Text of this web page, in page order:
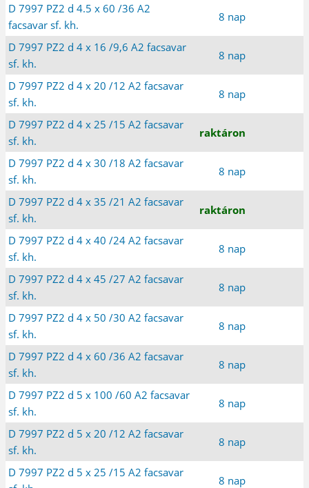
D 7997 PZ2 d 4.5 x 60 /36 A2
facsavar sf. kh.
8 nap
D 7997 PZ2 d 4 x 16 /9,6 A2 facsavar
sf. kh.
8 nap
D 7997 PZ2 d 4 x 20 /12 A2 facsavar
sf. kh.
8 nap
D 7997 PZ2 d 4 x 25 /15 A2 facsavar
sf. kh.
raktáron
D 7997 PZ2 d 4 x 30 /18 A2 facsavar
sf. kh.
8 nap
D 7997 PZ2 d 4 x 35 /21 A2 facsavar
sf. kh.
raktáron
D 7997 PZ2 d 4 x 40 /24 A2 facsavar
sf. kh.
8 nap
D 7997 PZ2 d 4 x 45 /27 A2 facsavar
sf. kh.
8 nap
D 7997 PZ2 d 4 x 50 /30 A2 facsavar
sf. kh.
8 nap
D 7997 PZ2 d 4 x 60 /36 A2 facsavar
sf. kh.
8 nap
D 7997 PZ2 d 5 x 100 /60 A2 facsavar
sf. kh.
8 nap
D 7997 PZ2 d 5 x 20 /12 A2 facsavar
sf. kh.
8 nap
D 7997 PZ2 d 5 x 25 /15 A2 facsavar
8 nap